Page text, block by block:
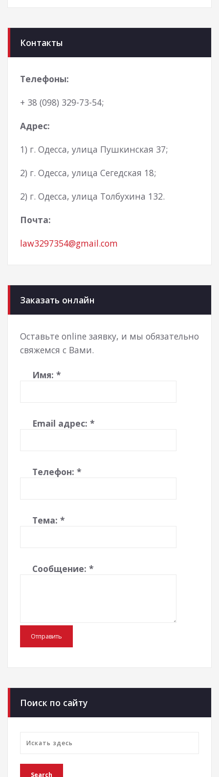
Контакты
Телефоны:
+ 38 (098) 329-73-54;
Адрес:
1) г. Одесса, улица Пушкинская 37;
2) г. Одесса, улица Сегедская 18;
2) г. Одесса, улица Толбухина 132.
Почта:
law3297354@gmail.com
Заказать онлайн
Оставьте online заявку, и мы обязательно
свяжемся с Вами.
Имя: *
Email адрес: *
Телефон: *
Тема: *
Сообщение: *
Поиск по сайту